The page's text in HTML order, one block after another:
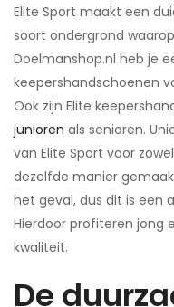
Elite Sport maakt een
soort ondergrond
Doelmanshop.nl heb je
keepershandschoenen
Ook zijn Elite
junioren als senioren.
van Elite Sport voor
dezelfde manier
het geval, dus dit is een
Hierdoor profiteren jong
kwaliteit.
De